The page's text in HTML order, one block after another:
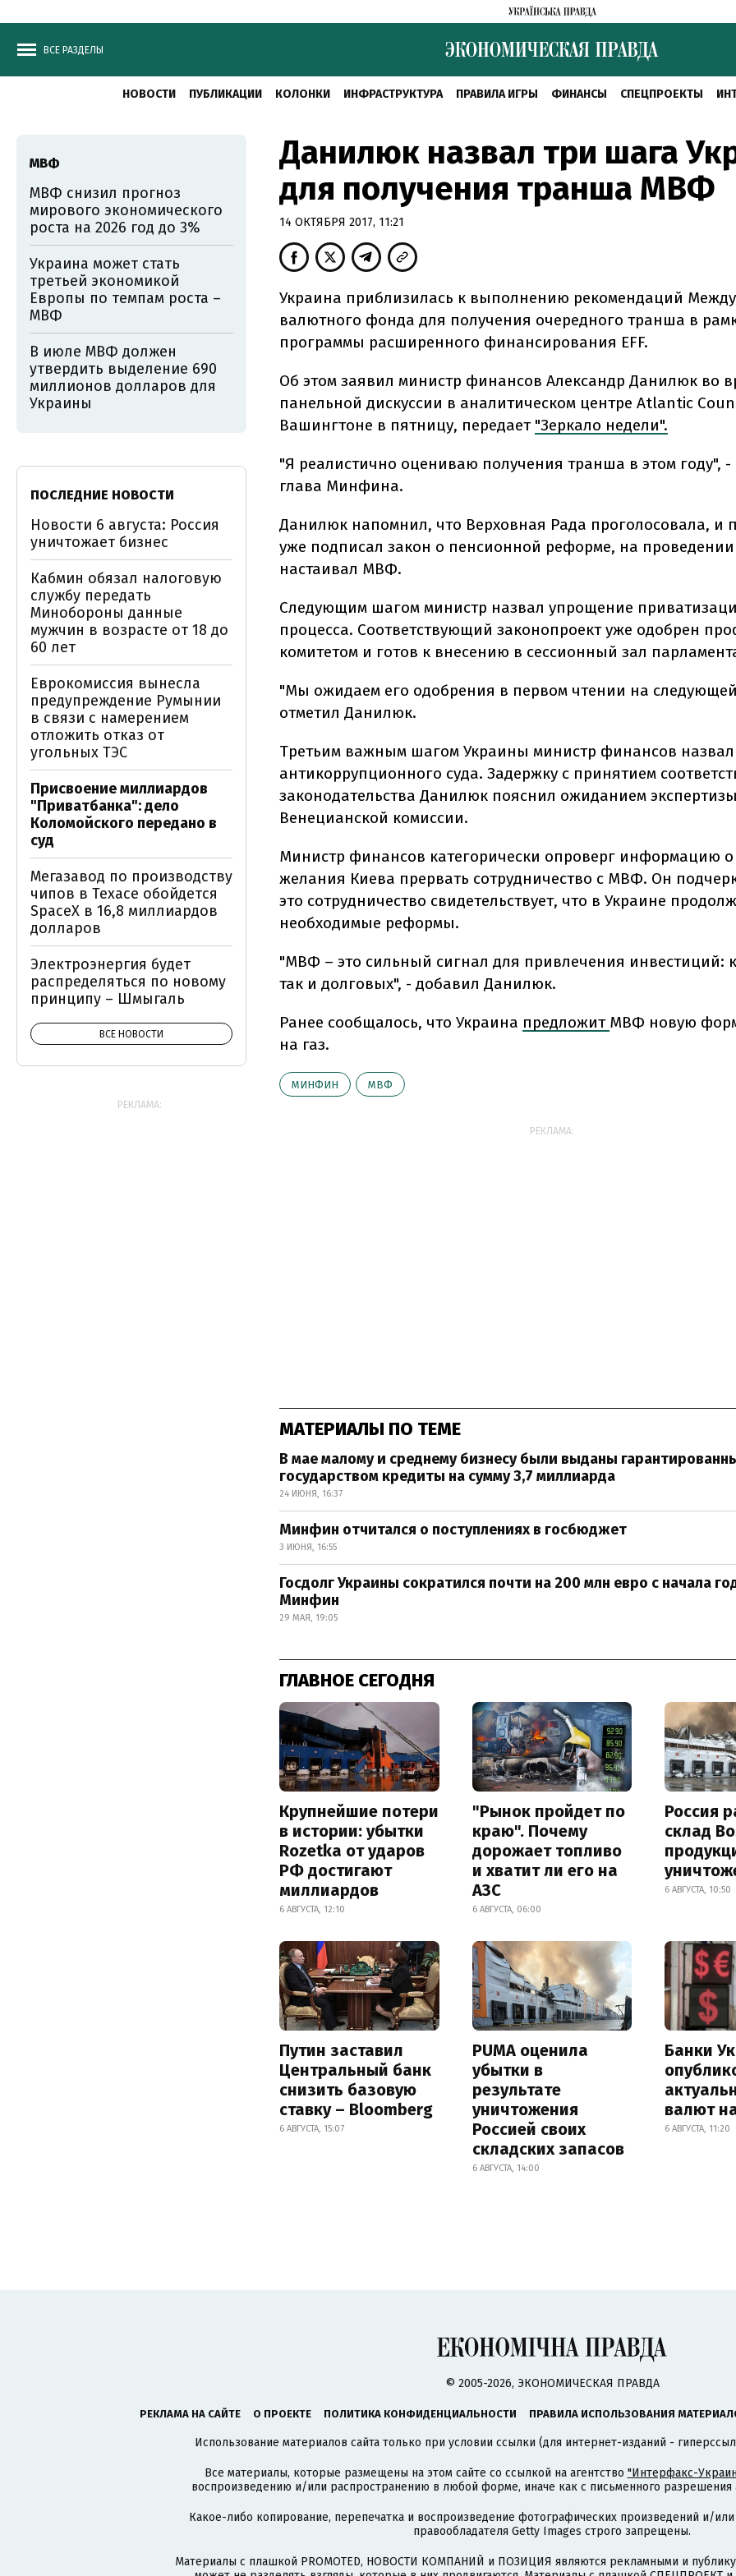
ВСЕ РАЗДЕЛЫ
НОВОСТИ ПУБЛИКАЦИИ КОЛОНКИ ИНФРАСТРУКТУРА ПРАВИЛА ИГРЫ ФИНАНСЫ СПЕЦПРОЕКТЫ
Данилюк назвал три шага
для получения транша МВФ
14 ОКТЯБРЯ 2017, 11:21
Украина приблизилась к выполнению рекомендаций
валютного фонда для получения очередного транша в
программы расширенного финансирования EFF.
Об этом заявил министр финансов Александр Данилюк во
панельной дискуссии в аналитическом центре Atlantic
Вашингтоне в пятницу, передает "Зеркало недели".
"Я реалистично оцениваю получения транша в этом году", -
глава Минфина.
Данилюк напомнил, что Верховная Рада проголосовала, и
уже подписал закон о пенсионной реформе, на
настаивал МВФ.
Следующим шагом министр назвал упрощение
процесса. Соответствующий законопроект уже одобрен
комитетом и готов к внесению в сессионный зал
"Мы ожидаем его одобрения в первом чтении на
отметил Данилюк.
Третьим важным шагом Украины министр финансов назвал
антикоррупционного суда. Задержку с принятием
законодательства Данилюк пояснил ожиданием
Венецианской комиссии.
Министр финансов категорически опроверг информацию
желания Киева прервать сотрудничество с МВФ. Он
это сотрудничество свидетельствует, что в Украине
необходимые реформы.
"МВФ – это сильный сигнал для привлечения инвестиций:
так и долговых", - добавил Данилюк.
Ранее сообщалось, что Украина предложит МВФ новую
на газ.
МИНФИН МВФ
РЕКЛАМА:
МАТЕРИАЛЫ ПО ТЕМЕ
В мае малому и среднему бизнесу были выданы
государством кредиты на сумму 3,7 миллиарда
24 ИЮНЯ, 16:37
Минфин отчитался о поступлениях в госбюджет
3 ИЮНЯ, 16:55
Госдолг Украины сократился почти на 200 млн евро с начала
Минфин
29 МАЯ, 19:05
ГЛАВНОЕ СЕГОДНЯ
Крупнейшие потери
в истории: убытки
Rozetka от ударов
РФ достигают
миллиардов
6 АВГУСТА, 12:10
"Рынок пройдет по
краю". Почему
дорожает топливо
и хватит ли его на
АЗС
6 АВГУСТА, 06:00
Россия
склад
6 АВГУСТА, 10:50
Путин заставил
Центральный банк
снизить базовую
ставку – Bloomberg
6 АВГУСТА, 15:07
PUMA оценила
убытки в
результате
уничтожения
Россией своих
складских запасов
6 АВГУСТА, 14:00
Банки
валют
6 АВГУСТА, 11:20
МВФ
МВФ снизил прогноз
мирового экономического
роста на 2026 год до 3%
Украина может стать
третьей экономикой
Европы по темпам роста –
МВФ
В июле МВФ должен
утвердить выделение 690
миллионов долларов для
Украины
ПОСЛЕДНИЕ НОВОСТИ
Новости 6 августа: Россия
уничтожает бизнес
Кабмин обязал налоговую
службу передать
Минобороны данные
мужчин в возрасте от 18 до
60 лет
Еврокомиссия вынесла
предупреждение Румынии
в связи с намерением
отложить отказ от
угольных ТЭС
Присвоение миллиардов
"Приватбанка": дело
Коломойского передано в
суд
Мегазавод по производству
чипов в Техасе обойдется
SpaceX в 16,8 миллиардов
долларов
Электроэнергия будет
распределяться по новому
принципу – Шмыгаль
ВСЕ НОВОСТИ
РЕКЛАМА:
© 2005-2026, ЭКОНОМИЧЕСКАЯ ПРАВДА
РЕКЛАМА НА САЙТЕ О ПРОЕКТЕ ПОЛИТИКА КОНФИДЕНЦИАЛЬНОСТИ ПРАВИЛА ИСПОЛЬЗОВАНИЯ
Использование материалов сайта только при условии ссылки (для интернет-изданий -
Все материалы, которые размещены на этом сайте со ссылкой на агентство "Интерфакс-
воспроизведению и/или распространению в любой форме, иначе как с письменного разрешения
Какое-либо копирование, перепечатка и воспроизведение фотографических произведений и/
правообладателя Getty Images строго запрещены.
Материалы с плашкой PROMOTED, НОВОСТИ КОМПАНИЙ и ПОЗИЦИЯ являются рекламными и